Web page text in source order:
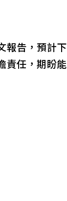
報告，預計下
責任，期盼能